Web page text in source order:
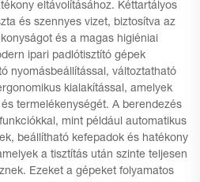
eltávolításához. Kéttartályos
és szennyes vizet, biztosítva az
és a magas higiéniai
ipari padlótisztító gépek
nyomásbeállítással, változtatható
kialakítással, amelyek
termelékenységét. A berendezés
mint például automatikus
beállítható kefepadok és hatékony
a tisztítás után szinte teljesen
Ezeket a gépeket folyamatos